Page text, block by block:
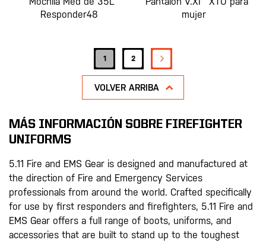
Responder48
mujer
PáginaActualmente estás leyendo página
1 Página
2
VOLVER ARRIBA
MÁS INFORMACIÓN SOBRE FIREFIGHTER
UNIFORMS
5.11 Fire and EMS Gear is designed and manufactured at
the direction of Fire and Emergency Services
professionals from around the world. Crafted specifically
for use by first responders and firefighters, 5.11 Fire and
EMS Gear offers a full range of boots, uniforms, and
accessories that are built to stand up to the toughest